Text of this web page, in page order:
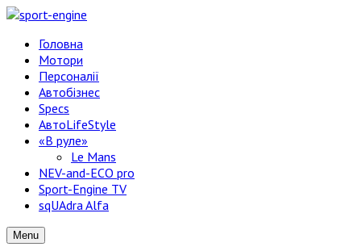
Головна
Мотори
Персоналії
Автобізнес
Specs
АвтоLifeStyle
«В руле»
Le Mans
NEV-and-ECO pro
Sport-Engine TV
sqUAdra Alfa
Menu